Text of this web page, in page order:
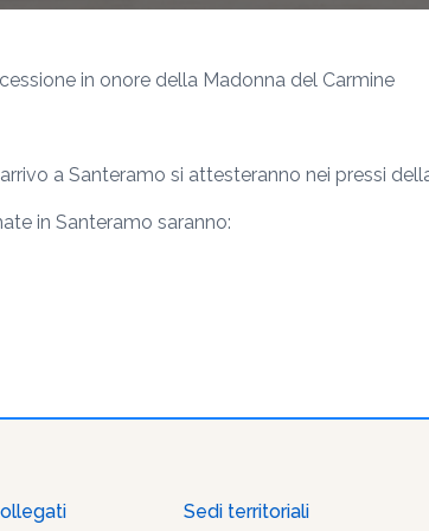
in onore della Madonna del Carmine
a Santeramo si attesteranno nei pressi
in Santeramo saranno:
Sedi territoriali